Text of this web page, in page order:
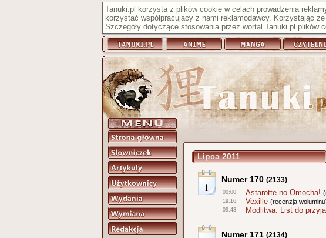
Tanuki.pl korzysta z plików cookie w celach prowadzenia
korzystać współpracujący z nami reklamodawcy. Korzystając
Szczegóły dotyczące stosowania przez wortal Tanuki.pl plików
Lipca 2011
1
Numer 170 (2133)
00:00 Astarotte no Omocha!
19:16 Vexille (recenzja
09:43 Modlitwa: List do
Numer 171 (2134)